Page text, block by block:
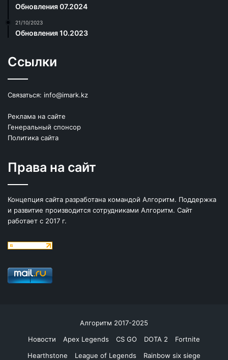
Обновления 07.2024
21/10/2023
Обновления 10.2023
Ссылки
Связаться: info@imark.kz
Реклама на сайте
Генеральный спонсор
Политика сайта
Права на сайт
Концепция сайта разработана командой Алгоритм. Поддержка
и развитие производится сотрудниками Алгоритм. Сайт
работает с 2017 г.
Алгоритм 2017-2025
Новости
Apex Legends CS GO DOTA 2
Fortnite
Hearthstone
League of Legends Rainbow six siege